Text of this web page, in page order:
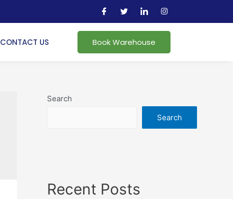
CONTACT US Book Warehouse
Search
Search
Recent Posts